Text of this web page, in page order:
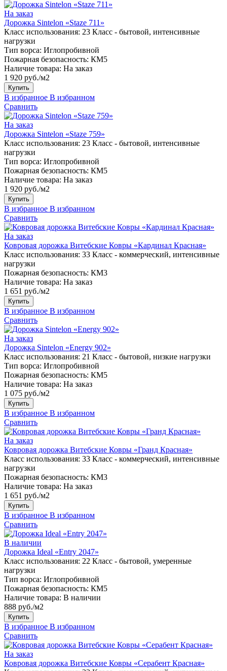
На заказ
Дорожка Sintelon «Staze 711»
Класс использования: 23 Класс - бытовой, интенсивные
нагрузки
Тип ворса: Иглопробивной
Пожарная безопасность: КМ5
Наличие товара: На заказ
1 920 руб./м2
Купить
В избранное В избранном
Сравнить
На заказ
Дорожка Sintelon «Staze 759»
Класс использования: 23 Класс - бытовой, интенсивные
нагрузки
Тип ворса: Иглопробивной
Пожарная безопасность: КМ5
Наличие товара: На заказ
1 920 руб./м2
Купить
В избранное В избранном
Сравнить
На заказ
Ковровая дорожка Витебские Ковры «Кардинал Красная»
Класс использования: 33 Класс - коммерческий, интенсивные
нагрузки
Пожарная безопасность: КМ3
Наличие товара: На заказ
1 651 руб./м2
Купить
В избранное В избранном
Сравнить
На заказ
Дорожка Sintelon «Energy 902»
Класс использования: 21 Класс - бытовой, низкие нагрузки
Тип ворса: Иглопробивной
Пожарная безопасность: КМ5
Наличие товара: На заказ
1 075 руб./м2
Купить
В избранное В избранном
Сравнить
На заказ
Ковровая дорожка Витебские Ковры «Гранд Красная»
Класс использования: 33 Класс - коммерческий, интенсивные
нагрузки
Пожарная безопасность: КМ3
Наличие товара: На заказ
1 651 руб./м2
Купить
В избранное В избранном
Сравнить
В наличии
Дорожка Ideal «Entry 2047»
Класс использования: 22 Класс - бытовой, умеренные
нагрузки
Тип ворса: Иглопробивной
Пожарная безопасность: КМ5
Наличие товара: В наличии
888 руб./м2
Купить
В избранное В избранном
Сравнить
На заказ
Ковровая дорожка Витебские Ковры «Серабент Красная»